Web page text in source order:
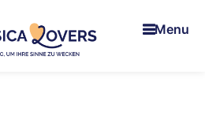
Menu